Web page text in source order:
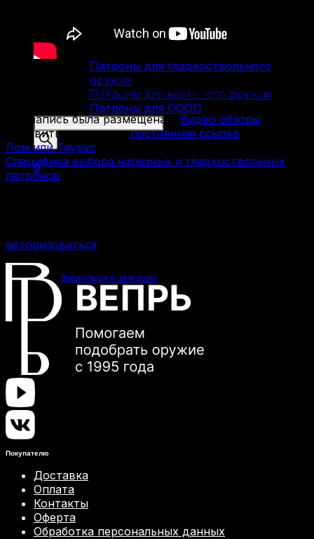
Пистолеты ИЖ-79 (МР-79)
Пистолеты МР-80
Патроны для гладкоствольного
оружия
Патроны для нарезного оружия
Патроны для ОООП
Поиск
товаров
0
Корзина пуста.
Вернуться в магазин
Также вы можете ознакомится с данными
товарами, перейдя по ниже указанным ссылкам:
Эта запись была размещена в Видео обзоры
Добавить в закладкипостоянная ссылка
Лом или Таурус
Специфика выбора нарезных и гладкоствольных
патронов
авторизоваться
Покупателю
Доставка
Оплата
Контакты
Оферта
Обработка персональных данных